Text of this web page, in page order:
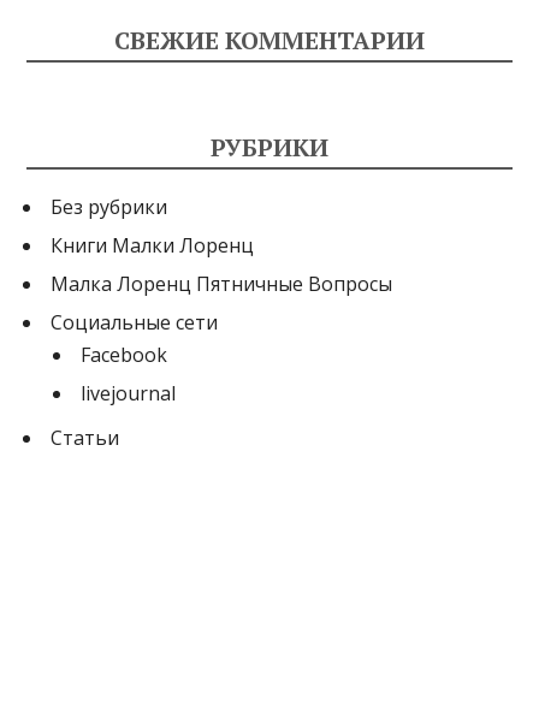
СВЕЖИЕ КОММЕНТАРИИ
РУБРИКИ
Без рубрики
Книги Малки Лоренц
Малка Лоренц Пятничные Вопросы
Социальные сети
Facebook
livejournal
Статьи